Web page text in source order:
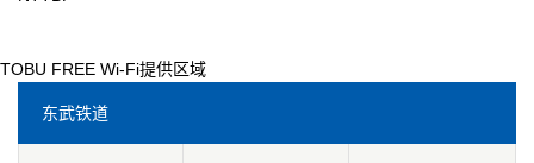
TOBU FREE Wi-Fi提供区域
东武铁道